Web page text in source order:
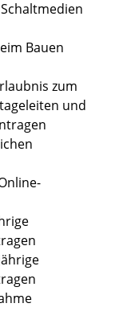
Bauen
zum
und